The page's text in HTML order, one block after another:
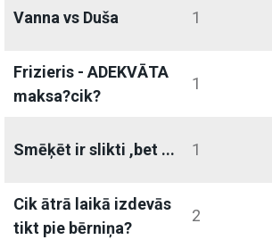
Vanna vs Duša 1
Frizieris - ADEKVĀTA
maksa?cik?
1
Smēķēt ir slikti ,bet ... 1
Cik ātrā laikā izdevās
tikt pie bērniņa?
2